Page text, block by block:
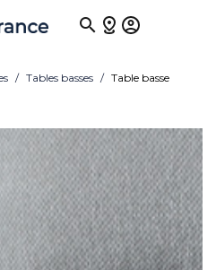

Tables basses Table basse